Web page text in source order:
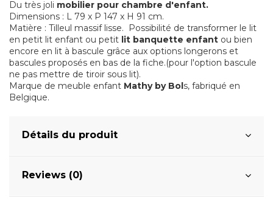
Du très joli mobilier pour chambre d'enfant.
Dimensions : L 79 x P 147 x H 91 cm.
Matière : Tilleul massif lisse. Possibilité de transformer le lit
en petit lit enfant ou petit lit banquette enfant ou bien
encore en lit à bascule grâce aux options longerons et
bascules proposés en bas de la fiche.(pour l'option bascule
ne pas mettre de tiroir sous lit).
Marque de meuble enfant Mathy by Bols, fabriqué en
Belgique.
Détails du produit
Reviews (0)